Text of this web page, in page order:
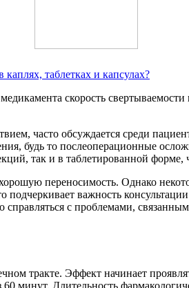
таблетках и капсулах?
часто обсуждается среди
будь то послеоперационные
так и в таблетированной
хорошую переносимость. Однако
подчеркивает важность
с проблемами,
тракте. Эффект начинает
минут. Длительность